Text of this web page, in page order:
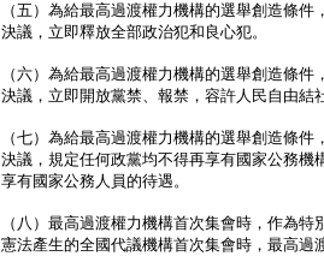
（五）為給最高過渡權力機構的選舉創造條
決議，立即釋放全部政治犯和良心犯。
（六）為給最高過渡權力機構的選舉創造條
決議，立即開放黨禁、報禁，容許人民自由結
（七）為給最高過渡權力機構的選舉創造條
決議，規定任何政黨均不得再享有國家公務機
享有國家公務人員的待遇。
（八）最高過渡權力機構首次集會時，作為
憲法產生的全國代議機構首次集會時，最高過